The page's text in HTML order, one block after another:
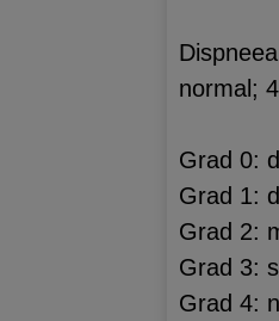
normal;
Grad 0:
Grad 1:
Grad 2:
Grad 3:
Grad 4: